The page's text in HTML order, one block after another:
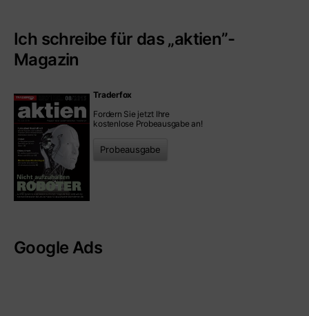
Ich schreibe für das „aktien”-
Magazin
Traderfox
Fordern Sie jetzt Ihre
kostenlose Probeausgabe an!
Probeausgabe
Google Ads